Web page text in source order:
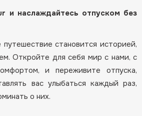
и наслаждайтесь отпуском без
становится историей,
Откройте для себя мир с нами, с
и переживите отпуска,
вас улыбаться каждый раз,
о них.